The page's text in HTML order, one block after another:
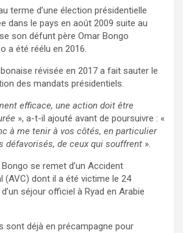
terme d’une élection présidentielle
dans le pays en août 2009 suite au
son défunt père Omar Bongo
a été réélu en 2016.
révisée en 2017 a fait sauter le
des mandats présidentiels.
efficace, une action doit être
», a-t-il ajouté avant de poursuivre : «
à me tenir à vos côtés, en particulier
défavorisés, de ceux qui souffrent ».
se remet d’un Accident
(AVC) dont il a été victime le 24
séjour officiel à Ryad en Arabie
sont déjà en précampagne pour